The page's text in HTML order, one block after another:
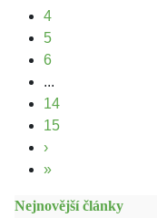
4
5
6
...
14
15
›
»
Nejnovější články